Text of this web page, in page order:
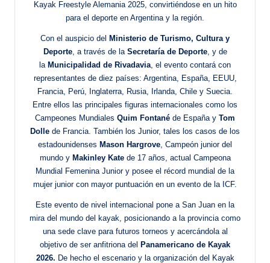
Kayak Freestyle Alemania 2025, convirtiéndose en un hito
para el deporte en Argentina y la región.
Con el auspicio del Ministerio de Turismo, Cultura y
Deporte, a través de la Secretaría de Deporte, y de
la Municipalidad de Rivadavia , el evento contará con
representantes de diez países: Argentina, España, EEUU,
Francia, Perú, Inglaterra, Rusia, Irlanda, Chile y Suecia.
Entre ellos las principales figuras internacionales como los
Campeones Mundiales Quim Fontané de España y Tom
Dolle de Francia. También los Junior, tales los casos de los
estadounidenses Mason Hargrove , Campeón junior del
mundo y Makinley Katede 17 años, actual Campeona
Mundial Femenina Junior y posee el récord mundial de la
mujer junior con mayor puntuación en un evento de la ICF.
Este evento de nivel internacional pone a San Juan en la
mira del mundo del kayak, posicionando a la provincia como
una sede clave para futuros torneos y acercándola al
objetivo de ser anfitriona del Panamericano de Kayak
2026. De hecho el escenario y la organización del Kayak